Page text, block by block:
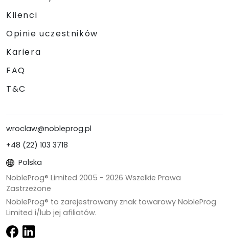
Klienci
Opinie uczestników
Kariera
FAQ
T&C
wroclaw@nobleprog.pl
+48 (22) 103 3718
Polska
NobleProg® Limited 2005 - 2026 Wszelkie Prawa
Zastrzeżone
NobleProg® to zarejestrowany znak towarowy NobleProg
Limited i/lub jej afiliatów.